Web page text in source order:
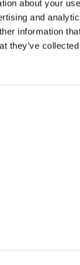
about your
and
information
they’ve
da
giovane